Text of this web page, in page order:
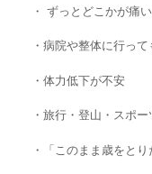
・ ずっとどこかが痛
・ 病院や整体に行っ
・ 体力低下が不安
・旅行・登山・スポ
・「このまま歳をと